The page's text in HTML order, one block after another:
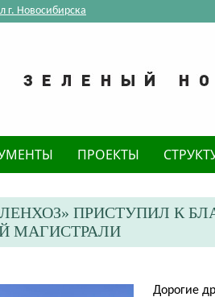
г. Новосибирска
ПРОЕКТЫ
ПРИСТУПИЛ К
МАГИСТРАЛИ
Дорогие